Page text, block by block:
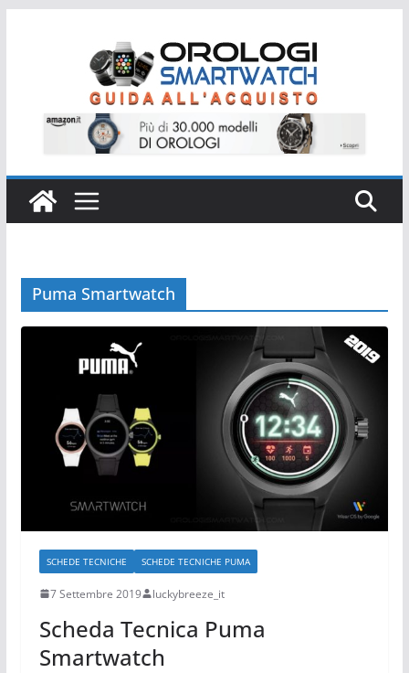
Puma Smartwatch
SCHEDE TECNICHE SCHEDE TECNICHE PUMA
7 Settembre 2019 luckybreeze_it
Scheda Tecnica Puma
Smartwatch